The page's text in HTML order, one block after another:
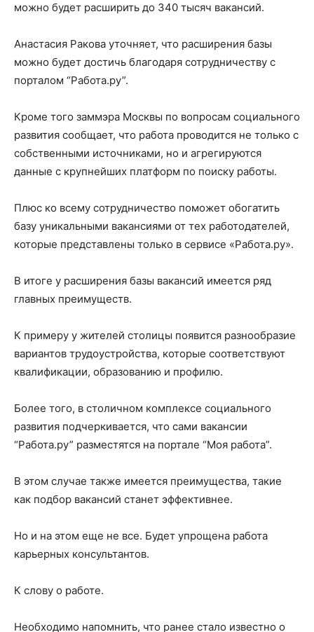
можно будет расширить до 340 тысяч вакансий.
Анастасия Ракова уточняет, что расширения базы
можно будет достичь благодаря сотрудничеству с
порталом “Работа.ру”.
Кроме того заммэра Москвы по вопросам социального
развития сообщает, что работа проводится не только с
собственными источниками, но и агрегируются
данные с крупнейших платформ по поиску работы.
Плюс ко всему сотрудничество поможет обогатить
базу уникальными вакансиями от тех работодателей,
которые представлены только в сервисе «Работа.ру».
В итоге у расширения базы вакансий имеется ряд
главных преимуществ.
К примеру у жителей столицы появится разнообразие
вариантов трудоустройства, которые соответствуют
квалификации, образованию и профилю.
Более того, в столичном комплексе социального
развития подчеркивается, что сами вакансии
“Работа.ру” разместятся на портале “Моя работа”.
В этом случае также имеется преимущества, такие
как подбор вакансий станет эффективнее.
Но и на этом еще не все. Будет упрощена работа
карьерных консультантов.
К слову о работе.
Необходимо напомнить, что ранее стало известно о